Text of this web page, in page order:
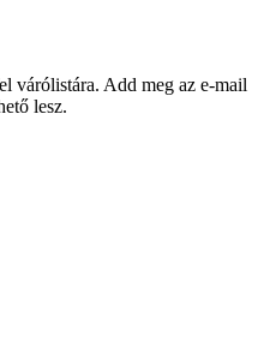
várólistára. Add meg az e-mail
lesz.